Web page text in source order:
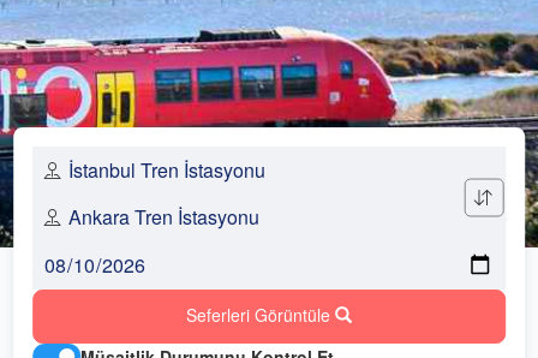
Seferleri Görüntüle